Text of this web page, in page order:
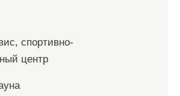
спортивно-
центр